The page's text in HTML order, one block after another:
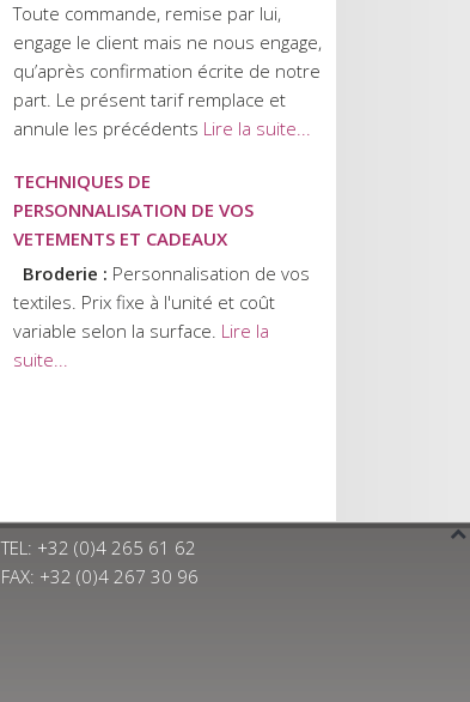
Toute commande, remise par lui,
engage le client mais ne nous engage,
qu’après confirmation écrite de notre
part. Le présent tarif remplace et
annule les précédents Lire la suite...
TECHNIQUES DE
PERSONNALISATION DE VOS
VETEMENTS ET CADEAUX
Broderie : Personnalisation de vos
textiles. Prix fixe à l'unité et coût
variable selon la surface. Lire la
suite...
TEL: +32 (0)4 265 61 62
FAX: +32 (0)4 267 30 96